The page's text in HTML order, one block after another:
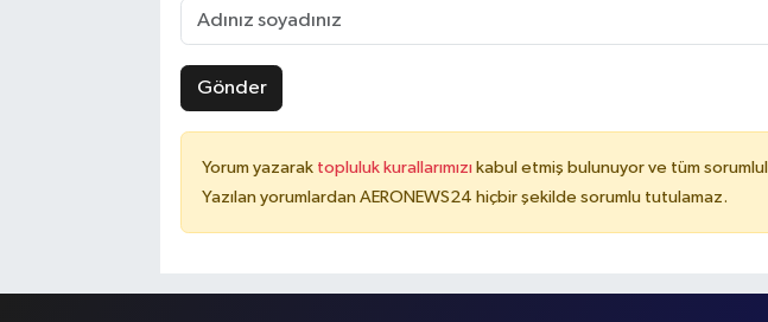
Gönder
Yorum yazarak topluluk kurallarımızı kabul etmiş bulunuyor ve tüm
Yazılan yorumlardan AERONEWS24 hiçbir şekilde sorumlu tutulamaz.